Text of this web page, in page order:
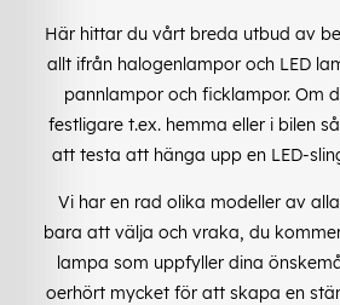
Här hittar du vårt breda utbud av
allt ifrån halogenlampor och LED
pannlampor och ficklampor. Om
festligare t.ex. hemma eller i bilen
att testa att hänga upp en LED-
Vi har en rad olika modeller av
bara att välja och vraka, du
lampa som uppfyller dina
oerhört mycket för att skapa en